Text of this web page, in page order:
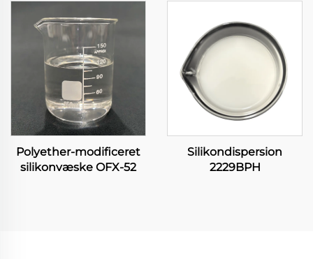
Polyether-modificeret
silikonvæske OFX-52
Silikondispersion
2229BPH